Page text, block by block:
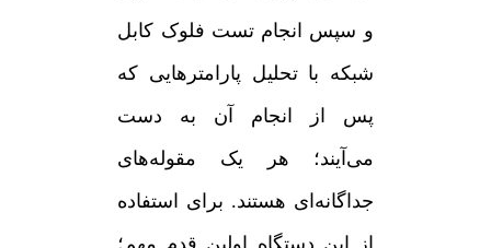
و سپس انجام تست فلوک کابل
شبکه با تحلیل پارامترهایی که
پس از انجام آن به دست
می‌آیند؛ هر یک مقوله‌های
جداگانه‌ای هستند. برای استفاده
از این دستگاه اولین قدم مهم؛